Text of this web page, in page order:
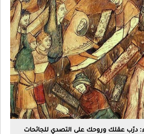
درّب عقلك وروحك على التصدي للجائحات